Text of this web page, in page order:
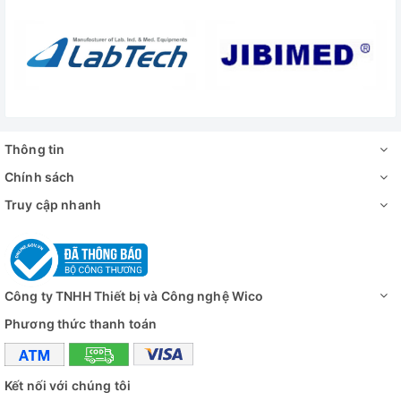
Công suất gia
+ Nhiệt độ: 2kW
Bộ điều khiển
Màn hình
Chương trình Hỗ trợ nhiều chương trình (theo phân
Tính năng an
toàn
Vật liệu
+ Bên trong: Thép không gỉ
+ Bên ngoài: Thép sơn tĩnh điện
Kệ 3 kệ thép không gỉ đục lỗ có thể điều
Kích thước
Thông tin
Chính sách
Truy cập nhanh
Công ty TNHH Thiết bị và Công nghệ Wico
Phương thức thanh toán
Kết nối với chúng tôi